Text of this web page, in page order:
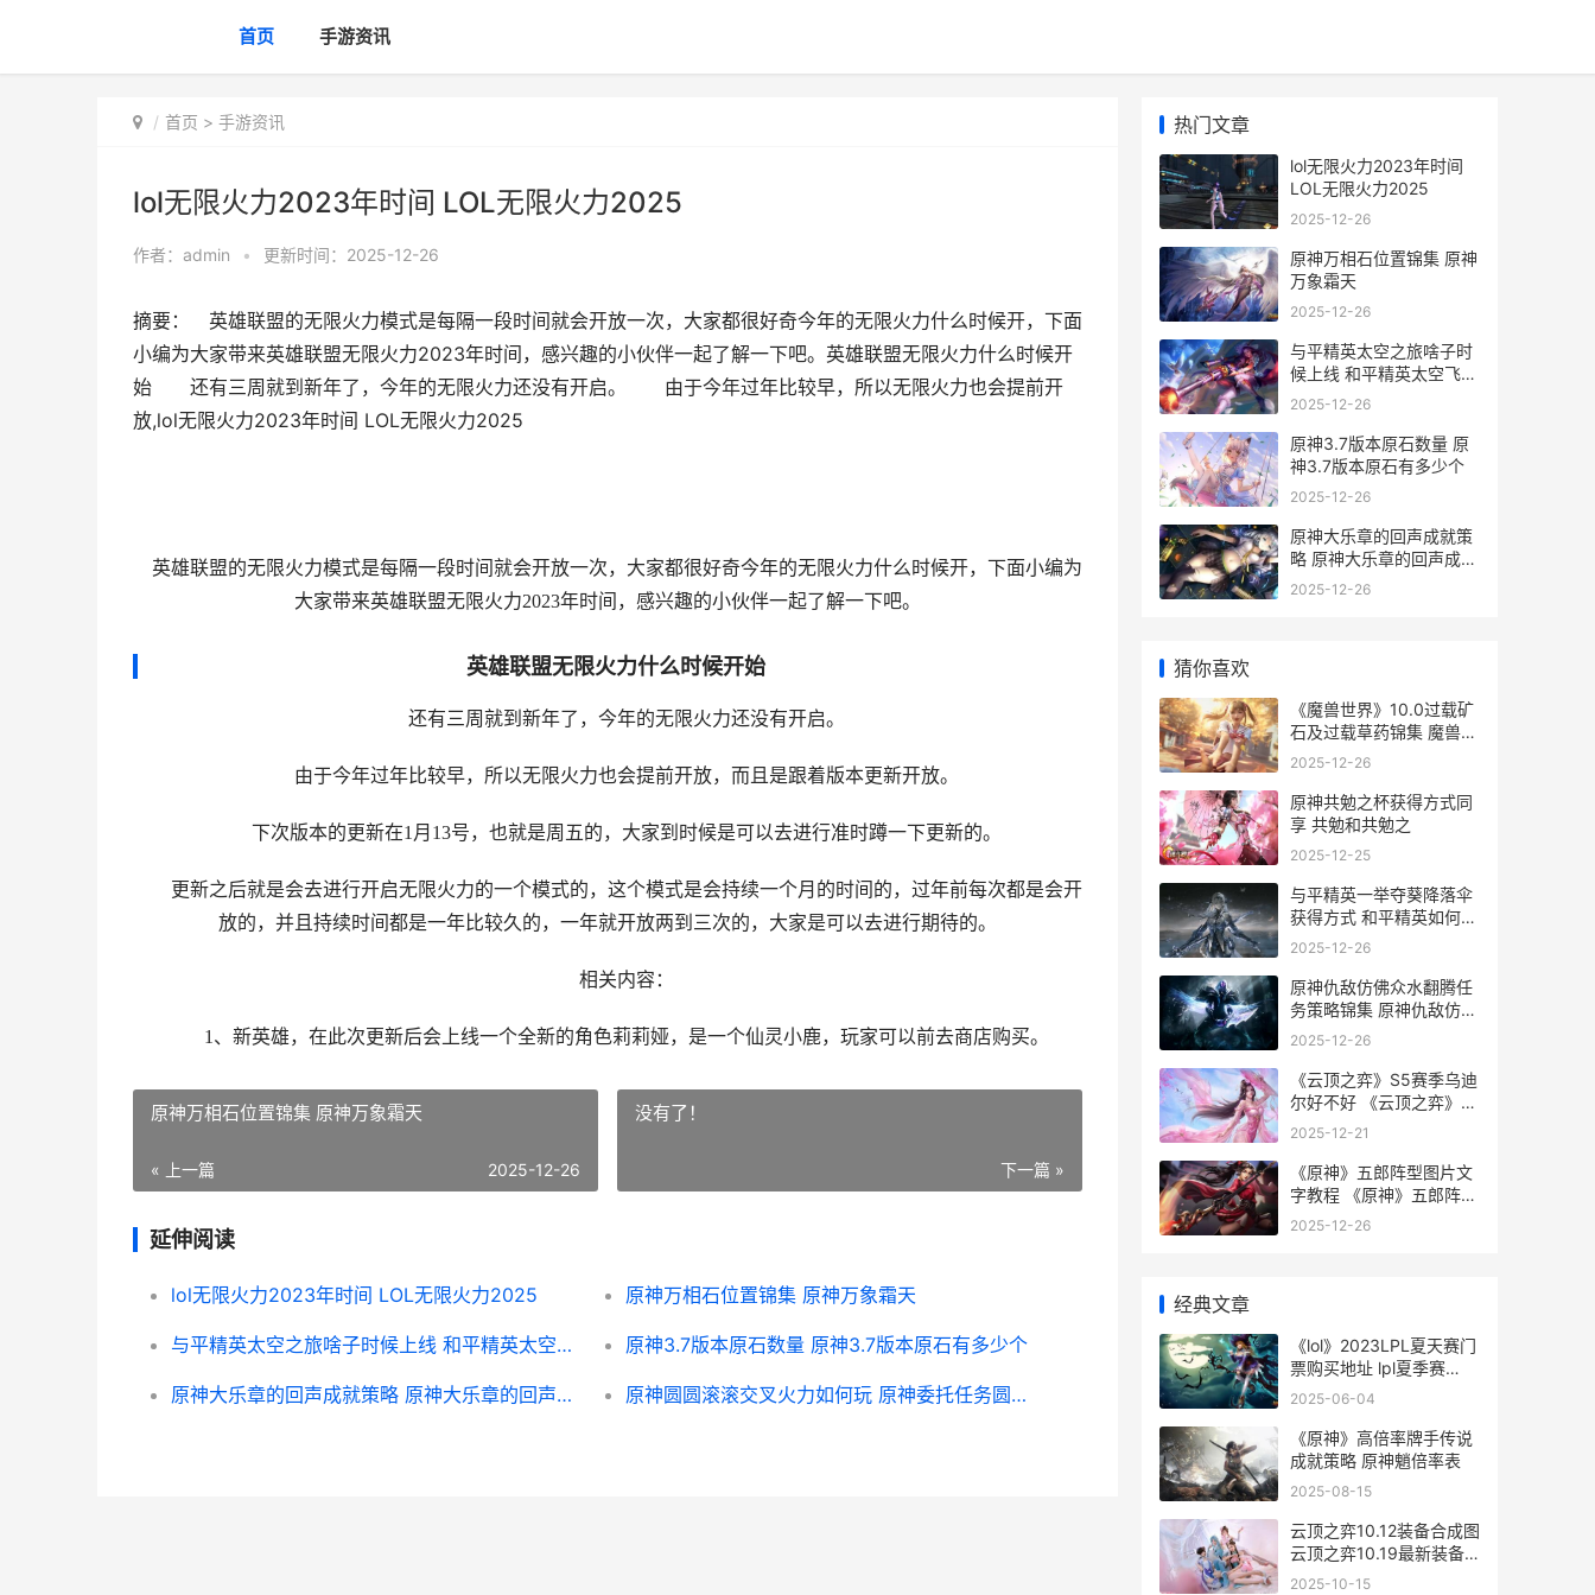
首页 手游资讯
首页 > 手游资讯
lol无限火力2023年时间 LOL无限火力2025
作者： admin • 更新时间：2025-12-26
摘要： 英雄联盟的无限火力模式是每隔一段时间就会开放一次，大家都很好奇今年的无限火力什么时候开，下面
小编为大家带来英雄联盟无限火力2023年时间，感兴趣的小伙伴一起了解一下吧。英雄联盟无限火力什么时候开
始 还有三周就到新年了，今年的无限火力还没有开启。 由于今年过年比较早，所以无限火力也会提前开
放,lol无限火力2023年时间 LOL无限火力2025
英雄联盟的无限火力模式是每隔一段时间就会开放一次，大家都很好奇今年的无限火力什么时候开，下面小编为
大家带来英雄联盟无限火力2023年时间，感兴趣的小伙伴一起了解一下吧。
英雄联盟无限火力什么时候开始
还有三周就到新年了，今年的无限火力还没有开启。
由于今年过年比较早，所以无限火力也会提前开放，而且是跟着版本更新开放。
下次版本的更新在1月13号，也就是周五的，大家到时候是可以去进行准时蹲一下更新的。
更新之后就是会去进行开启无限火力的一个模式的，这个模式是会持续一个月的时间的，过年前每次都是会开
放的，并且持续时间都是一年比较久的，一年就开放两到三次的，大家是可以去进行期待的。
相关内容：
1、新英雄，在此次更新后会上线一个全新的角色莉莉娅，是一个仙灵小鹿，玩家可以前去商店购买。
原神万相石位置锦集 原神万象霜天
« 上一篇 2025-12-26
没有了！
下一篇 »
延伸阅读
lol无限火力2023年时间 LOL无限火力2025 原神万相石位置锦集 原神万象霜天
与平精英太空之旅啥子时候上线 和平精英太空飞船在哪 原神3.7版本原石数量 原神3.7版本原石有多少个
原神大乐章的回声成就策略 原神大乐章的回声成就怎么开 原神圆圆滚滚交叉火力如何玩 原神委托任务圆滚滚的大团骚乱怎么做
热门文章
lol无限火力2023年时间
LOL无限火力2025
2025-12-26
原神万相石位置锦集 原神
万象霜天
2025-12-26
与平精英太空之旅啥子时
候上线 和平精英太空飞船
在哪
2025-12-26
原神3.7版本原石数量 原
神3.7版本原石有多少个
2025-12-26
原神大乐章的回声成就策
略 原神大乐章的回声成就
怎么开
2025-12-26
猜你喜欢
《魔兽世界》10.0过载矿
石及过载草药锦集 魔兽世
界10.0巨龙时代
2025-12-26
原神共勉之杯获得方式同
享 共勉和共勉之
2025-12-25
与平精英一举夺葵降落伞
获得方式 和平精英如何举
杯
2025-12-26
原神仇敌仿佛众水翻腾任
务策略锦集 原神仇敌仿佛
众水沸腾
2025-12-26
《云顶之弈》S5赛季乌迪
尔好不好 《云顶之弈》
S12赛季中五费卡的具体
2025-12-21
《原神》五郎阵型图片文
字教程 《原神》五郎阵容
推荐
2025-12-26
经典文章
《lol》2023LPL夏天赛门
票购买地址 lpl夏季赛
2021bgm
2025-06-04
《原神》高倍率牌手传说
成就策略 原神魈倍率表
2025-08-15
云顶之弈10.12装备合成图
云顶之弈10.19最新装备
合成图
2025-10-15